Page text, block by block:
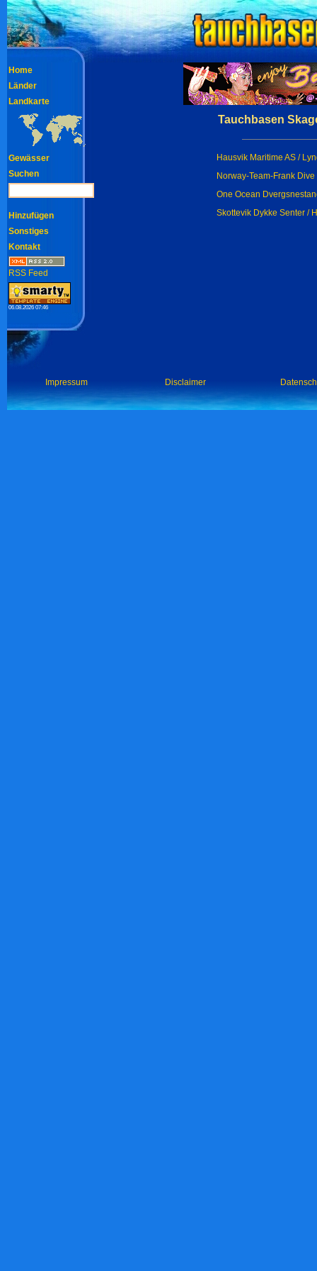
Tauchbasen
Hausvik Maritime AS /
Norway-Team-Frank
One Ocean
Skottevik Dykke Senter
Home
Länder
Landkarte
Gewässer
Suchen
Hinzufügen
Sonstiges
Kontakt
RSS Feed
06.08.2026 07:46
Impressum Disclaimer